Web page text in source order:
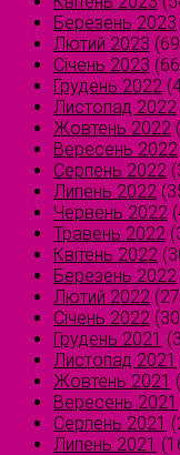
Березень 2023
Лютий 2023
Січень 2023
Грудень 2022
Листопад 2022
Жовтень 2022
Вересень 2022
Серпень 2022
Липень 2022
Червень 2022
Травень 2022
Квітень 2022
Березень 2022
Лютий 2022
Січень 2022
Грудень 2021
Листопад 2021
Жовтень 2021
Вересень 2021
Серпень 2021
Липень 2021